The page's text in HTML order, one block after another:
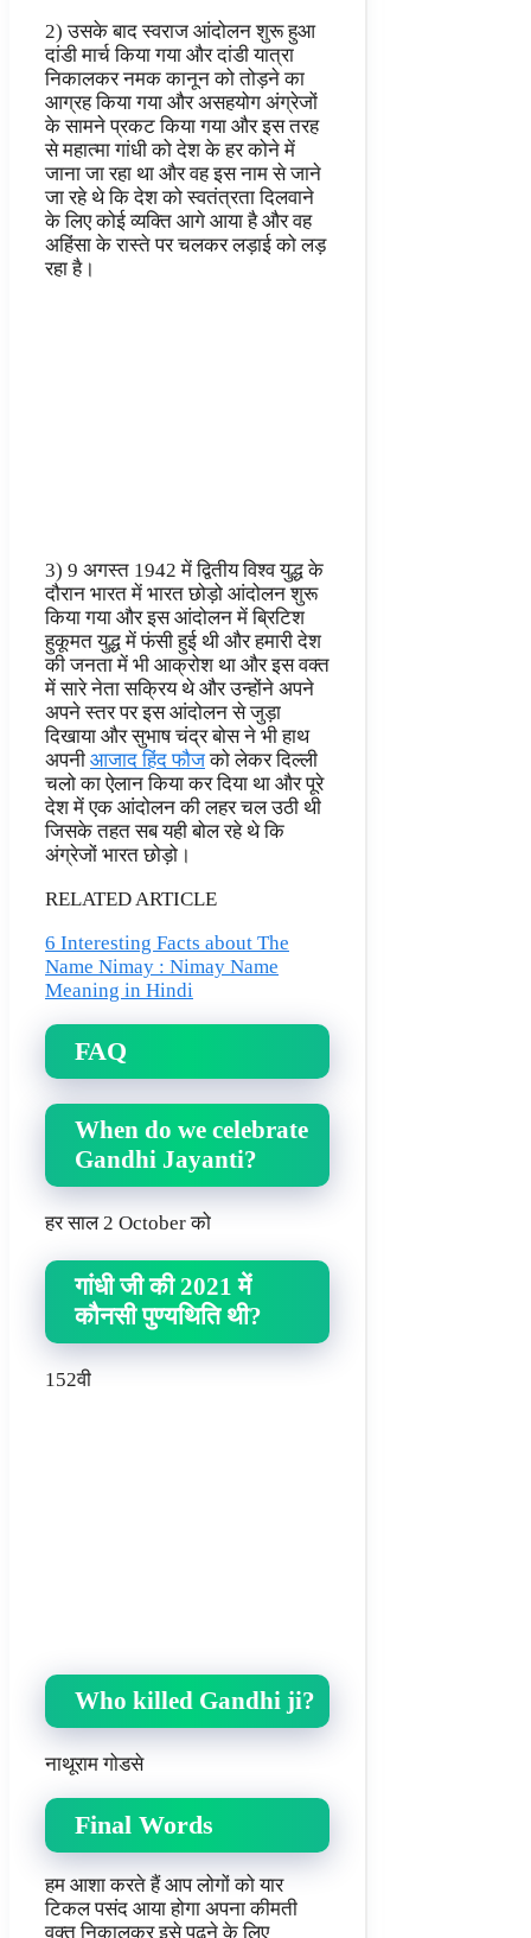
2) उसके बाद स्वराज आंदोलन शुरू हुआ
दांडी मार्च किया गया और दांडी यात्रा
निकालकर नमक कानून को तोड़ने का
आग्रह किया गया और असहयोग अंग्रेजों
के सामने प्रकट किया गया और इस तरह
से महात्मा गांधी को देश के हर कोने में
जाना जा रहा था और वह इस नाम से जाने
जा रहे थे कि देश को स्वतंत्रता दिलवाने
के लिए कोई व्यक्ति आगे आया है और वह
अहिंसा के रास्ते पर चलकर लड़ाई को लड़
रहा है।
3) 9 अगस्त 1942 में द्वितीय विश्व युद्ध के
दौरान भारत में भारत छोड़ो आंदोलन शुरू
किया गया और इस आंदोलन में ब्रिटिश
हुकूमत युद्ध में फंसी हुई थी और हमारी देश
की जनता में भी आक्रोश था और इस वक्त
में सारे नेता सक्रिय थे और उन्होंने अपने
अपने स्तर पर इस आंदोलन से जुड़ा
दिखाया और सुभाष चंद्र बोस ने भी हाथ
अपनी आजाद हिंद फौजको लेकर दिल्ली
चलो का ऐलान किया कर दिया था और पूरे
देश में एक आंदोलन की लहर चल उठी थी
जिसके तहत सब यही बोल रहे थे कि
अंग्रेजों भारत छोड़ो।
RELATED ARTICLE
6 Interesting Facts about The
Name Nimay : Nimay Name
Meaning in Hindi
FAQ
When do we celebrate
Gandhi Jayanti?
हर साल 2 October को
गांधी जी की 2021 में
कौनसी पुण्यथिति थी?
152वी
Who killed Gandhi ji?
नाथूराम गोडसे
Final Words
हम आशा करते हैं आप लोगों को यार
टिकल पसंद आया होगा अपना कीमती
वक्त निकालकर इसे पढ़ने के लिए